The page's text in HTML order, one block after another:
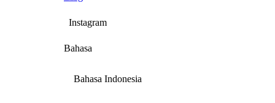
Instagram
Bahasa
Bahasa Indonesia